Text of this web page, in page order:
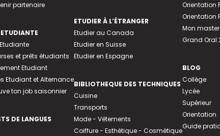
partenaire
et prêts étudiants
Etudiant
Etudiant et Alternance
ton job saisonnier
DE LANGUES
ETUDIER À L’ÉTRANGER
Etudier au Canada
Etudier en Suisse
Etudier en Espagne
BIBLIOTHEQUE DES TECHNIQUES
Cuisine
Transports
Mode - Vêtements
Coiffure - Esthétique - Cosmétique
Orientation
Orientation
Mon master
Grand Oral
BLOG
Collège
Lycée
Supérieur
Orientation
Guide